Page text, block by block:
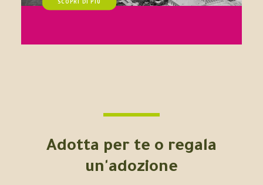
SCOPRI DI PIÙ
Adotta per te o regala
un'adozione